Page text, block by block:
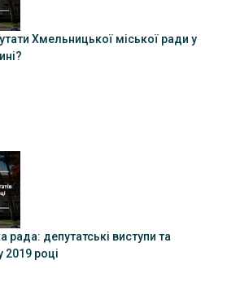
Хмельницької міської ради у
рада: депутатські виступи та
2019 році